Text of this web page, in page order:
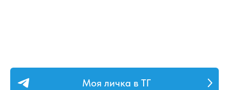
Моя личка в ТГ